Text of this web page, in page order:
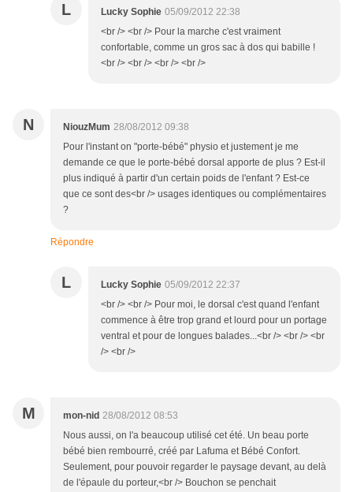
L Lucky Sophie 05/09/2012 22:38
<br /> <br /> Pour la marche c'est vraiment
confortable, comme un gros sac à dos qui babille !
<br /> <br /> <br /> <br />
N NiouzMum 28/08/2012 09:38
Pour l'instant on "porte-bébé" physio et justement je me
demande ce que le porte-bébé dorsal apporte de plus ? Est-il
plus indiqué à partir d'un certain poids de l'enfant ? Est-ce
que ce sont des<br /> usages identiques ou complémentaires
?
Répondre
L Lucky Sophie 05/09/2012 22:37
<br /> <br /> Pour moi, le dorsal c'est quand l'enfant
commence à être trop grand et lourd pour un portage
ventral et pour de longues balades...<br /> <br /> <br
/> <br />
M mon-nid 28/08/2012 08:53
Nous aussi, on l'a beaucoup utilisé cet été. Un beau porte
bébé bien rembourré, créé par Lafuma et Bébé Confort.
Seulement, pour pouvoir regarder le paysage devant, au delà
de l'épaule du porteur,<br /> Bouchon se penchait